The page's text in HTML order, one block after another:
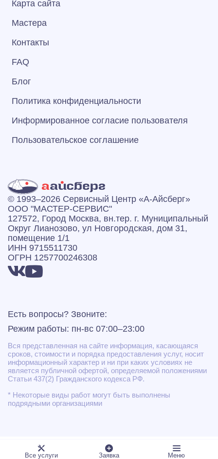
Карта сайта
Мастера
Контакты
FAQ
Блог
Политика конфиденциальности
Информированное согласие пользователя
Пользовательское соглашение
© 1993–2026 Сервисный Центр «А‑Айсберг»
ООО "МАСТЕР-СЕРВИС"
127572, Город Москва, вн.тер. г. Муниципальный
Округ Лианозово, ул Новгородская, дом 31,
помещение 1/1
ИНН 9715511730
ОГРН 1257700246308
Есть вопросы? Звоните:
Режим работы: пн-вс 07:00–23:00
Вся представленная на сайте информация, касающаяся
сроков, стоимости и порядка предоставления услуг, носит
информационный характер и ни при каких условиях не
является публичной офертой, определяемой положениями
Статьи 437(2) Гражданского кодекса РФ.
* Некоторые виды работ могут быть выполнены
подрядными организациями
Все услуги Заявка Меню